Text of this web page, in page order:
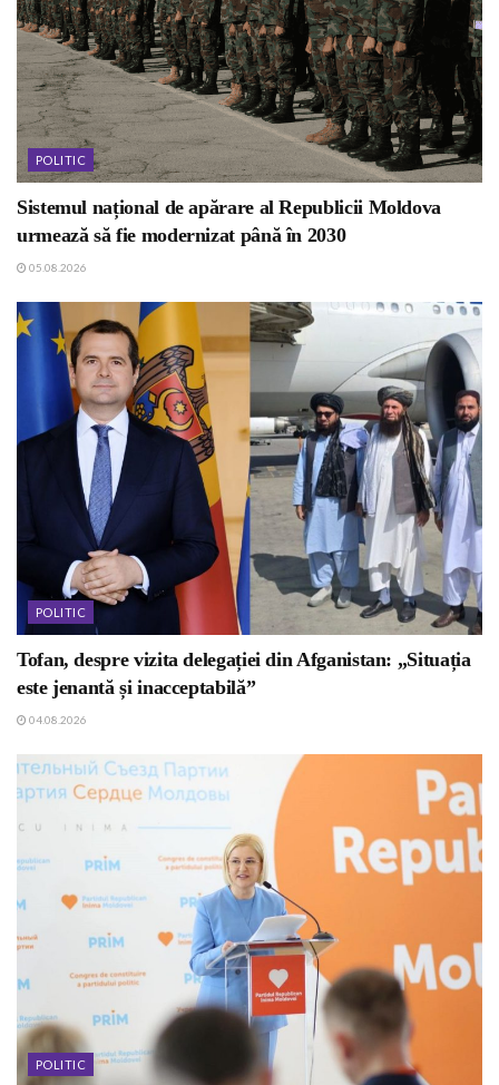
POLITIC
Sistemul național de apărare al Republicii Moldova
urmează să fie modernizat până în 2030
05.08.2026
POLITIC
Tofan, despre vizita delegației din Afganistan: „Situația
este jenantă și inacceptabilă”
04.08.2026
POLITIC